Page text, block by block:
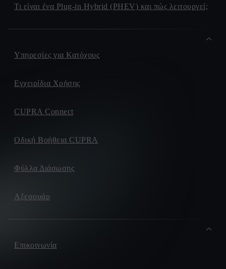
Τι είναι ένα Plug-in Hybrid (PHEV) και πώς λειτουργεί;
Υπηρεσίες για Κατόχους
Εγχειρίδια Χρήσης
CUPRA Connect
Οδική Βοήθεια CUPRA
Φύλλα Διάσωσης
Αξεσουάρ
Επικοινωνία